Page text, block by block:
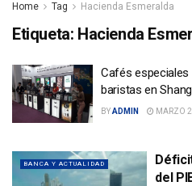
Home Tag Hacienda Esmeralda
Etiqueta: Hacienda
Cafés
baristas en
BYADMIN MARZO
BANCA Y ACTUALIDAD
del